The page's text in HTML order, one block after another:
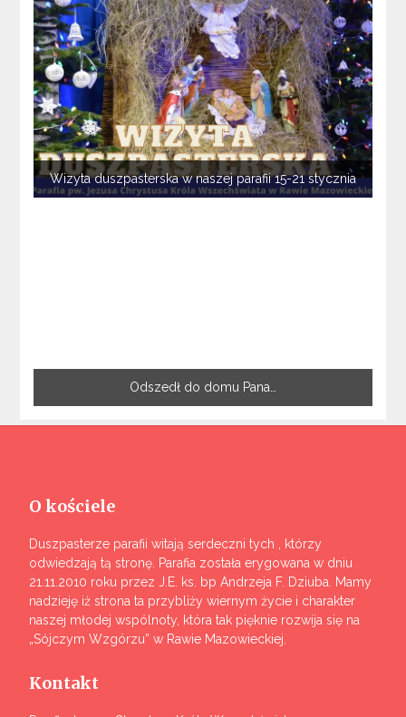
Wizyta duszpasterska w naszej parafii 15-21 stycznia
Odszedł do domu Pana…
O kościele
Duszpasterze parafii witają serdeczni tych , którzy
odwiedzają tą stronę. Parafia została erygowana w dniu
21.11.2010 roku przez J.E. ks. bp Andrzeja F. Dziuba. Mamy
nadzieję iż strona ta przybliży wiernym życie i charakter
naszej młodej wspólnoty, która tak pięknie rozwija się na
„Sójczym Wzgórzu” w Rawie Mazowieckiej.
Kontakt